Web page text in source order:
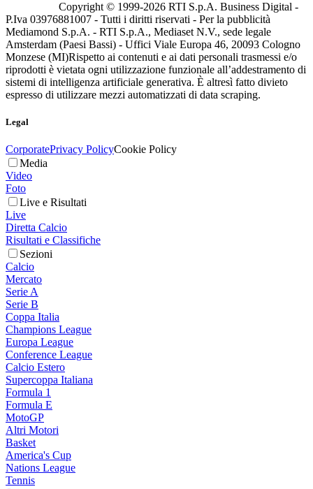
Copyright © 1999-2026 RTI S.p.A. Business Digital -
P.Iva 03976881007 - Tutti i diritti riservati - Per la pubblicità
Mediamond S.p.A. - RTI S.p.A., Mediaset N.V., sede legale
Amsterdam (Paesi Bassi) - Uffici Viale Europa 46, 20093 Cologno
Monzese (MI)Rispetto ai contenuti e ai dati personali trasmessi e/o
riprodotti è vietata ogni utilizzazione funzionale all’addestramento di
sistemi di intelligenza artificiale generativa. È altresì fatto divieto
espresso di utilizzare mezzi automatizzati di data scraping.
Legal
CorporatePrivacy PolicyCookie Policy
Media
Video
Foto
Live e Risultati
Live
Diretta Calcio
Risultati e Classifiche
Sezioni
Calcio
Mercato
Serie A
Serie B
Coppa Italia
Champions League
Europa League
Conference League
Calcio Estero
Supercoppa Italiana
Formula 1
Formula E
MotoGP
Altri Motori
Basket
America's Cup
Nations League
Tennis